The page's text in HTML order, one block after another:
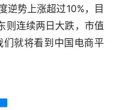
逆势上涨超过10%，目
则连续两日大跌，市值
就将看到中国电商平